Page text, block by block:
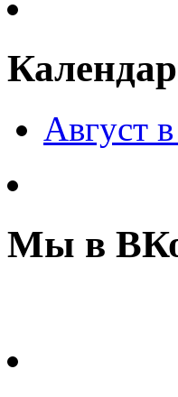
Август
Мы в